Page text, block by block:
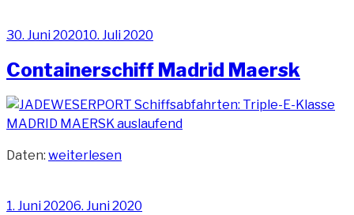
Veröffentlicht
30. Juni 202010. Juli 2020
Containerschiff Madrid Maersk
Daten: „Containerschiff
weiterlesen
Veröffentlicht
1. Juni 20206. Juni 2020